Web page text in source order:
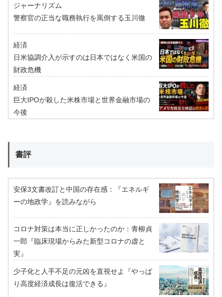
ジャーナリズム
警察官の正当な職務執行を罵倒する玉川徹
経済
日米協調介入が示すのは日本ではなく米国の
財政危機
経済
巨大IPOが殺した米株市場と世界金融市場の
今後
書評
安保3文書改訂と中国の存在感：『エネルギ
ーの地政学』を読みながら
コロナ対策は本当に正しかったのか：青柳貞
一郎『臨床現場からみた新型コロナの虚と
実』
少子化と人手不足の元凶を直視せよ『やっぱ
り高度経済成長は復活できる』